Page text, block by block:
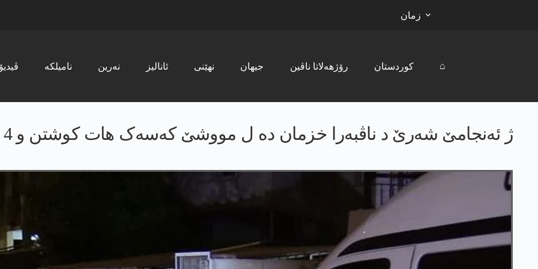
زمان
ڤیدیۆ نامیلکە نەرین ئانالیز نھێنی جیھان رۆژھەلاتا ناڤین کوردستان ⌂
ژ ئەنجامێ شەرێ د ناڤبەرا خزمان دە ل مووشێ کەسەک هات کوشتن و 4 ژی بریندار بوون